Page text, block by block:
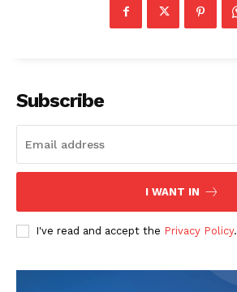
Subscribe
I WANT IN
I've read and accept the Privacy Policy.